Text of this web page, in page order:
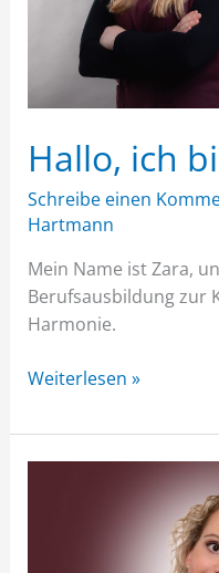
Hallo, ich
Schreibe einen
Hartmann
Mein Name ist Zara,
Berufsausbildung zur
Harmonie.
Weiterlesen »